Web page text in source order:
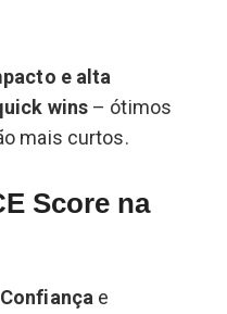
e alta
wins– ótimos
mais curtos.
Score na
Confiança e